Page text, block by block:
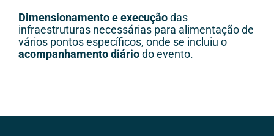
Dimensionamento e execuçãodas
infraestruturas necessárias para alimentação de
vários pontos específicos, onde se incluiu o
acompanhamento diáriodo evento.